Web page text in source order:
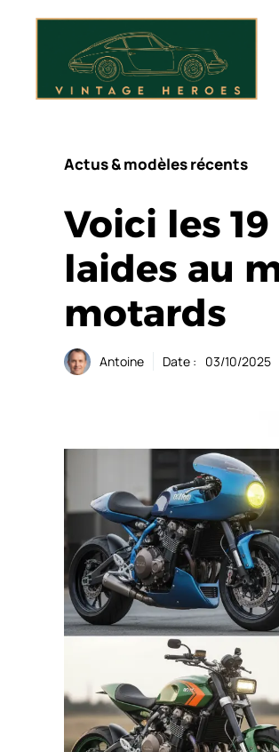
Actus & modèles récents
Voici les
laides au
motards
Antoine Date : 03/10/2025